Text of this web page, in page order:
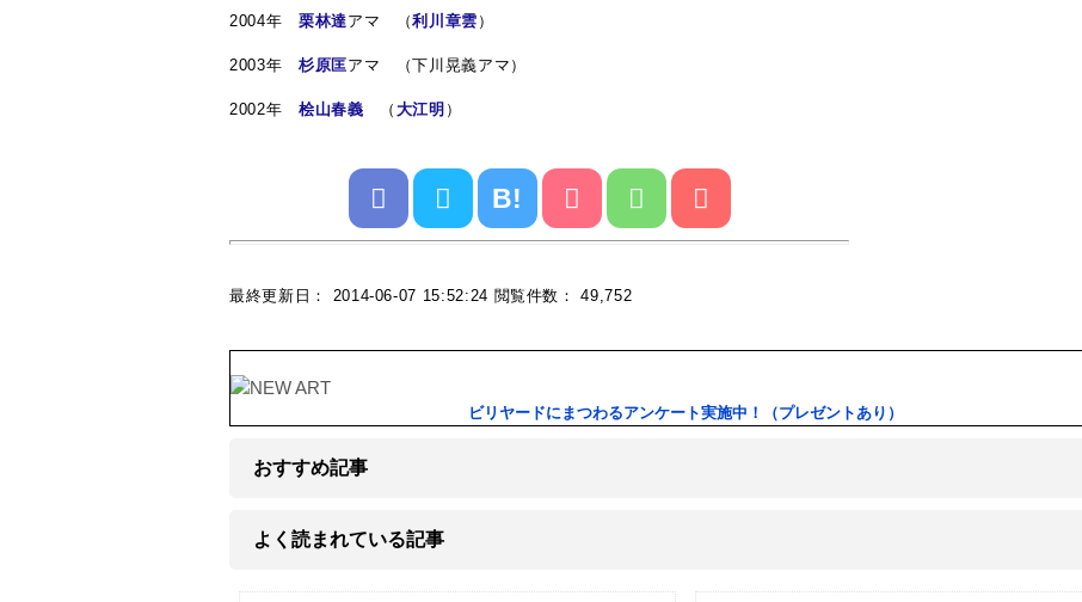
2004年 栗林達アマ （利川章雲 ）
2003年 杉原匡アマ （下川晃義アマ）
2002年 桧山春義 （ 大江明 ）
B!
最終更新日： 2014-06-07 15:52:24 閲覧件数： 49,752
ビリヤードにまつわるアンケート実施中！（プレゼントあり）
おすすめ記事
よく読まれている記事